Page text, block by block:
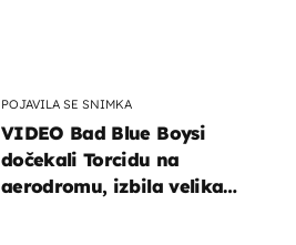
POJAVILA SE SNIMKA
VIDEO Bad Blue Boysi
dočekali Torcidu na
aerodromu, izbila velika